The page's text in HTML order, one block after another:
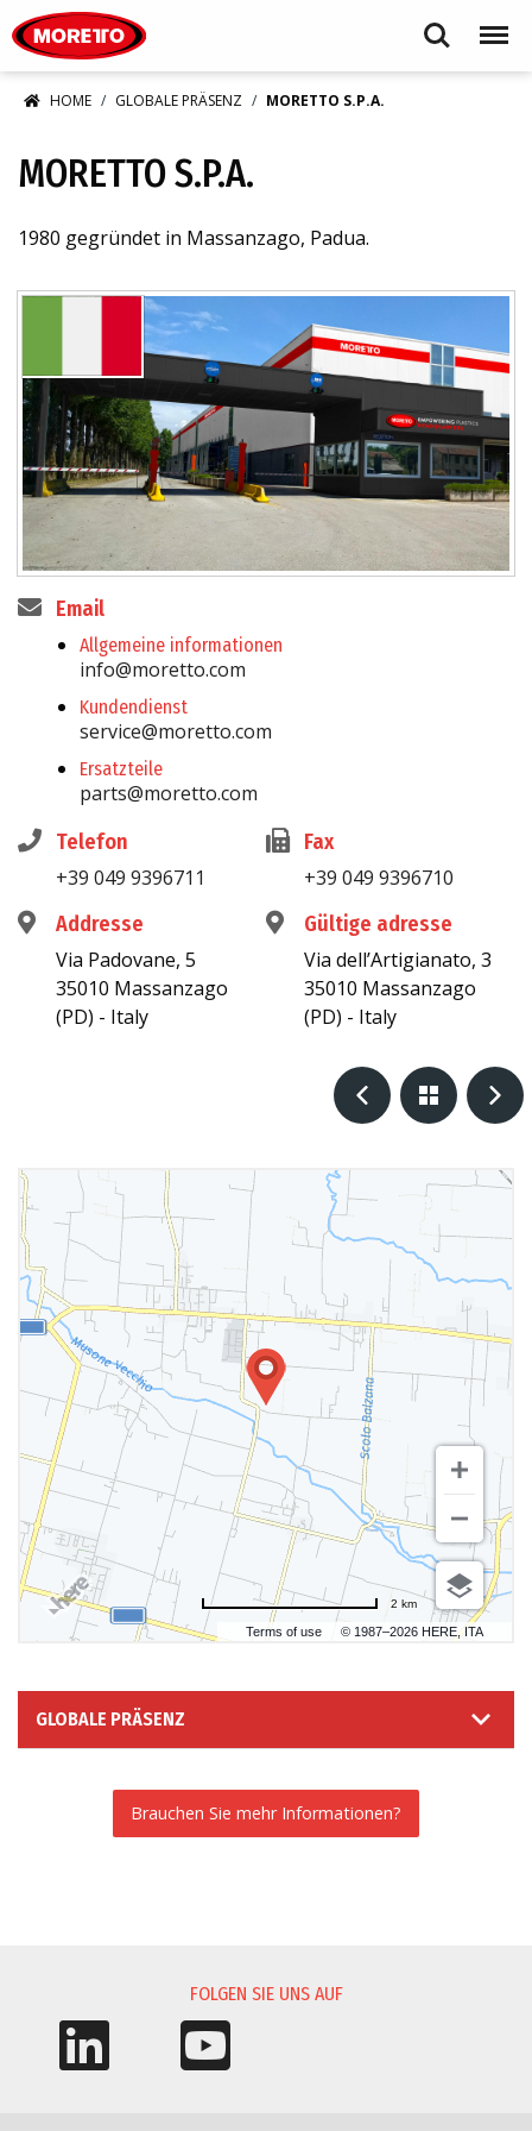
Search Menu
HOME GLOBALE PRÄSENZ MORETTO S.P.A.
MORETTO S.P.A.
1980 gegründet in Massanzago, Padua.
Email
Allgemeine informationen
info@moretto.com
Kundendienst
service@moretto.com
Ersatzteile
parts@moretto.com
Telefon
+39 049 9396711
Fax
+39 049 9396710
Addresse
Via Padovane, 5
35010 Massanzago
(PD) - Italy
Gültige adresse
Via dell’Artigianato, 3
35010 Massanzago
(PD) - Italy
Terms of use © 1987–2026 HERE, ITA
2 km
GLOBALE PRÄSENZ
Brauchen Sie mehr Informationen?
FOLGEN SIE UNS AUF